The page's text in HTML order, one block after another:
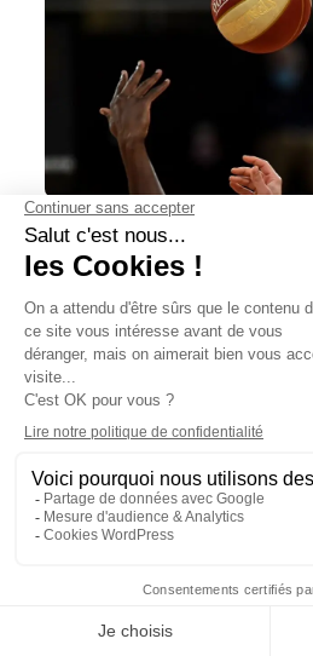
L’Asvel bat Bourg-
prend sa place sur le